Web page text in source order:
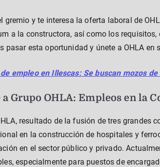
gremio y te interesa la oferta laboral de
a la constructora, así como los
pasar esta oportunidad y únete a OHLA
empleo en Illescas: Se buscan mozos
a Grupo OHLA: Empleos en la
resultado de la fusión de tres grandes
en la construcción de hospitales y
en el sector público y privado.
especialmente para puestos de